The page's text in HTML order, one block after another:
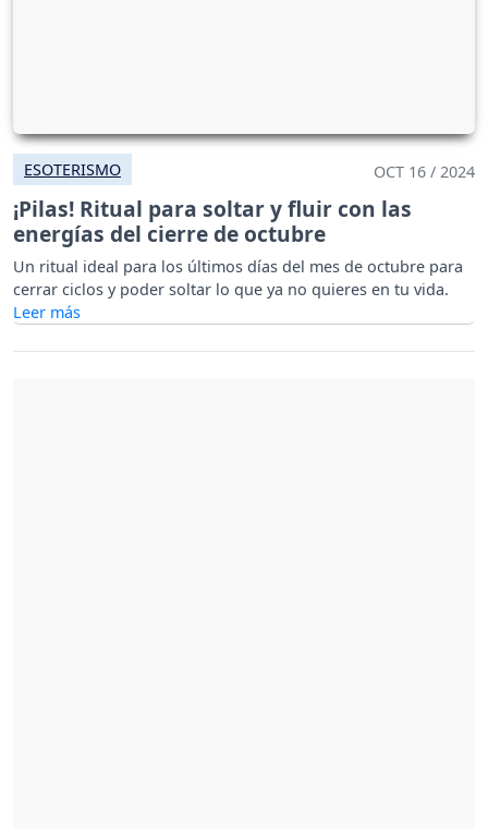
ESOTERISMO OCT 16 / 2024
¡Pilas! Ritual para soltar y fluir con las
energías del cierre de octubre
Un ritual ideal para los últimos días del mes de octubre para
cerrar ciclos y poder soltar lo que ya no quieres en tu vida.